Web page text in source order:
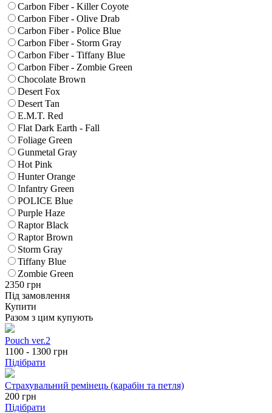
Carbon Fiber - Killer Coyote
Carbon Fiber - Olive Drab
Carbon Fiber - Police Blue
Carbon Fiber - Storm Gray
Carbon Fiber - Tiffany Blue
Carbon Fiber - Zombie Green
Chocolate Brown
Desert Fox
Desert Tan
E.M.T. Red
Flat Dark Earth - Fall
Foliage Green
Gunmetal Gray
Hot Pink
Hunter Orange
Infantry Green
POLICE Blue
Purple Haze
Raptor Black
Raptor Brown
Storm Gray
Tiffany Blue
Zombie Green
2350 грн
Під замовлення
Купити
Разом з цим купують
Pouch ver.2
1100 - 1300 грн
Підібрати
Страхувальний ремінець (карабін та петля)
200 грн
Підібрати